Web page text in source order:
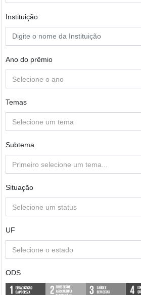
Instituição
Ano do prêmio
Selecione o ano
Temas
Selecione um tema
Subtema
Primeiro selecione um tema...
Situação
Selecione um status
UF
Selecione o estado
ODS